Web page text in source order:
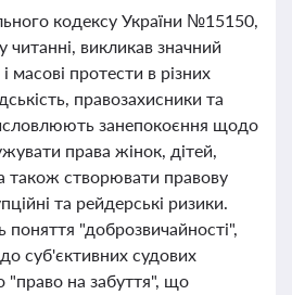
кодексу України №15150,
викликав значний
масові протести в різних
правозахисники та
занепокоєння щодо
права жінок, дітей,
також створювати правову
та рейдерські ризики.
"доброзвичайності",
суб'єктивних судових
"право на забуття", що